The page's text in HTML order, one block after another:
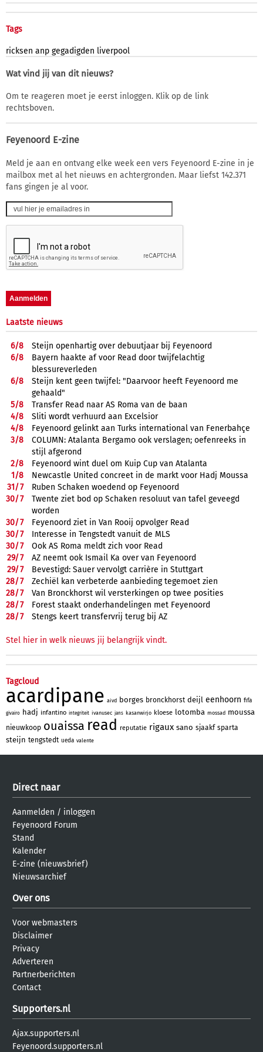
Tags
ricksen anp gegadigden liverpool
Wat vind jij van dit nieuws?
Om te reageren moet je eerst inloggen. Klik op de link
rechtsboven.
Feyenoord E-zine
Meld je aan en ontvang elke week een vers Feyenoord E-zine in je
mailbox met al het nieuws en achtergronden. Maar liefst 142.371
fans gingen je al voor.
Laatste nieuws
6/8
Steijn openhartig over debuutjaar bij Feyenoord
6/8
Bayern haakte af voor Read door twijfelachtig
blessureverleden
6/8
Steijn kent geen twijfel: "Daarvoor heeft Feyenoord me
gehaald"
5/8
Transfer Read naar AS Roma van de baan
4/8
Sliti wordt verhuurd aan Excelsior
4/8
Feyenoord gelinkt aan Turks international van Fenerbahçe
3/8
COLUMN: Atalanta Bergamo ook verslagen; oefenreeks in
stijl afgerond
2/8
Feyenoord wint duel om Kuip Cup van Atalanta
1/8
Newcastle United concreet in de markt voor Hadj Moussa
31/7
Ruben Schaken woedend op Feyenoord
30/7
Twente ziet bod op Schaken resoluut van tafel geveegd
worden
30/7
Feyenoord ziet in Van Rooij opvolger Read
30/7
Interesse in Tengstedt vanuit de MLS
30/7
Ook AS Roma meldt zich voor Read
29/7
AZ neemt ook Ismail Ka over van Feyenoord
29/7
Bevestigd: Sauer vervolgt carrière in Stuttgart
28/7
Zechiël kan verbeterde aanbieding tegemoet zien
28/7
Van Bronckhorst wil versterkingen op twee posities
28/7
Forest staakt onderhandelingen met Feyenoord
28/7 Stengs keert transfervrij terug bij AZ
Stel hier in welk nieuws jij belangrijk vindt.
Tagcloud
acardipane aivd borges bronckhorst deijl eenhoorn fifa
givairo hadj infantino integriteit ivanusec jans kasanwirjo kloese lotomba mossad moussa
nieuwkoop ouaissa read reputatie rigaux sano sjaakf sparta
steijn tengstedt ueda valente
Direct naar
Aanmelden / inloggen
Feyenoord Forum
Stand
Kalender
E-zine (nieuwsbrief)
Nieuwsarchief
Over ons
Voor webmasters
Disclaimer
Privacy
Adverteren
Partnerberichten
Contact
Supporters.nl
Ajax.supporters.nl
Feyenoord.supporters.nl